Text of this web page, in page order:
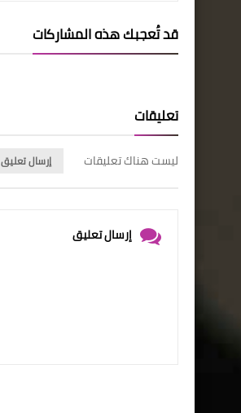
قد تُعجبك هذه المشاركات
تعليقات
ليست هناك تعليقات إرسال تعليق
إرسال تعليق